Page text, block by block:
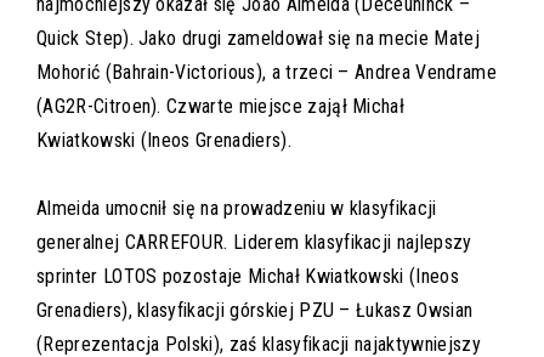
Quick Step). Jako drugi zameldował się na mecie Matej
Mohorić (Bahrain-Victorious), a trzeci – Andrea Vendrame
(AG2R-Citroen). Czwarte miejsce zajął Michał
Kwiatkowski (Ineos Grenadiers).
Almeida umocnił się na prowadzeniu w klasyfikacji
generalnej CARREFOUR. Liderem klasyfikacji najlepszy
sprinter LOTOS pozostaje Michał Kwiatkowski (Ineos
Grenadiers), klasyfikacji górskiej PZU – Łukasz Owsian
(Reprezentacja Polski), zaś klasyfikacji najaktywniejszy